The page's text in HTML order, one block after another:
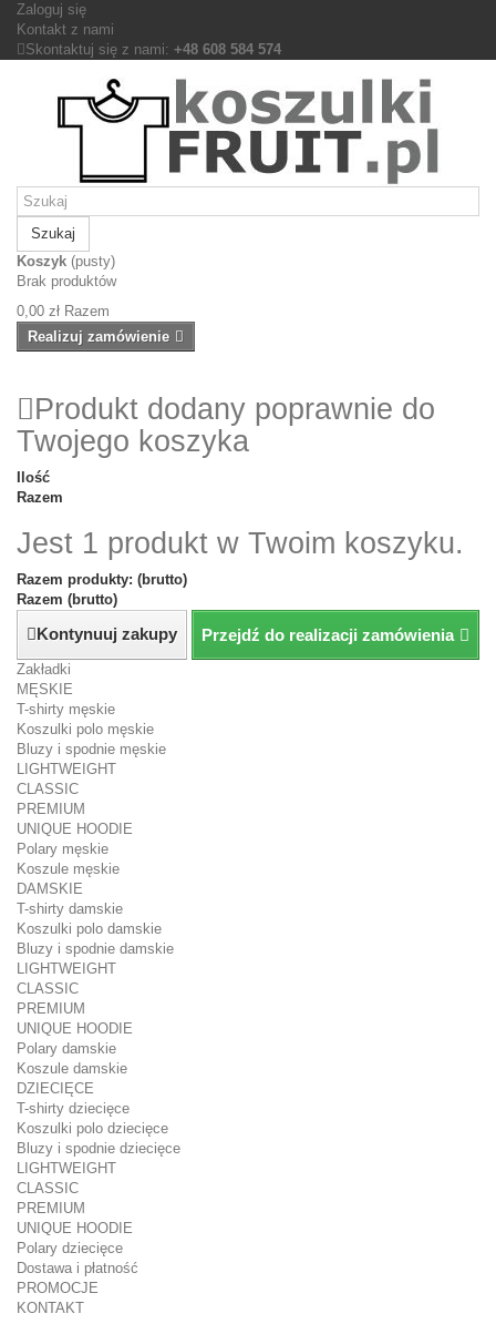
Zaloguj się
Kontakt z nami
Skontaktuj się z nami: +48 608 584 574
Szukaj
Koszyk (pusty)
Brak produktów
0,00 zł Razem
Realizuj zamówienie
Produkt dodany poprawnie do
Twojego koszyka
Ilość
Razem
Jest 1 produkt w Twoim koszyku.
Razem produkty: (brutto)
Razem (brutto)
Kontynuuj zakupy Przejdź do realizacji zamówienia
Zakładki
MĘSKIE
T-shirty męskie
Koszulki polo męskie
Bluzy i spodnie męskie
LIGHTWEIGHT
CLASSIC
PREMIUM
UNIQUE HOODIE
Polary męskie
Koszule męskie
DAMSKIE
T-shirty damskie
Koszulki polo damskie
Bluzy i spodnie damskie
LIGHTWEIGHT
CLASSIC
PREMIUM
UNIQUE HOODIE
Polary damskie
Koszule damskie
DZIECIĘCE
T-shirty dziecięce
Koszulki polo dziecięce
Bluzy i spodnie dziecięce
LIGHTWEIGHT
CLASSIC
PREMIUM
UNIQUE HOODIE
Polary dziecięce
Dostawa i płatność
PROMOCJE
KONTAKT